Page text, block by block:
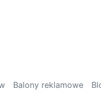
Balony reklamowe